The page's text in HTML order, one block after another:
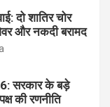
दो शातिर चोर
और नकदी बरामद
सरकार के बड़े
की रणनीति